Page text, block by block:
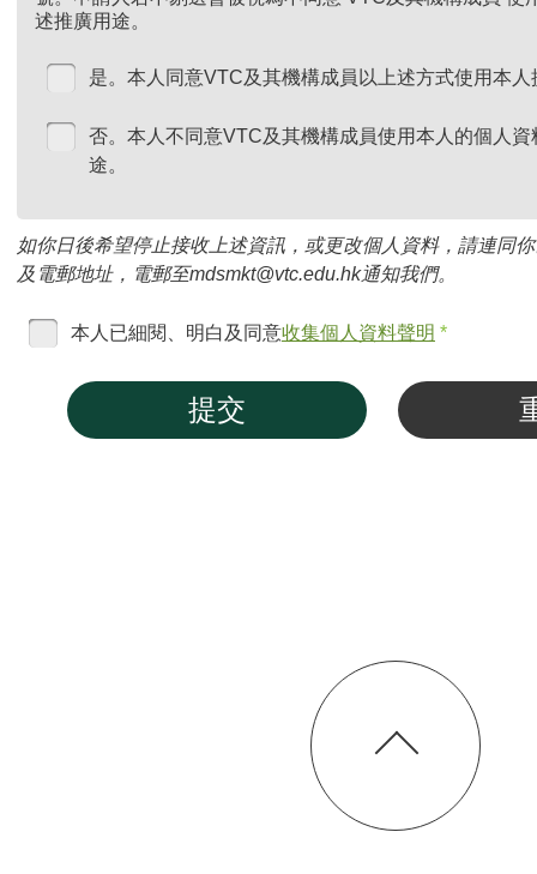
述推廣用途。
是。本人同意VTC及其機構成員以上述方式使用本
否。本人不同意VTC及其機構成員使用本人的個人
途。
如你日後希望停止接收上述資訊，或更改個人資料，請連同
及電郵地址，電郵至mdsmkt@vtc.edu.hk通知我們。
本人已細閱、明白及同意收集個人資料聲明 *
提交